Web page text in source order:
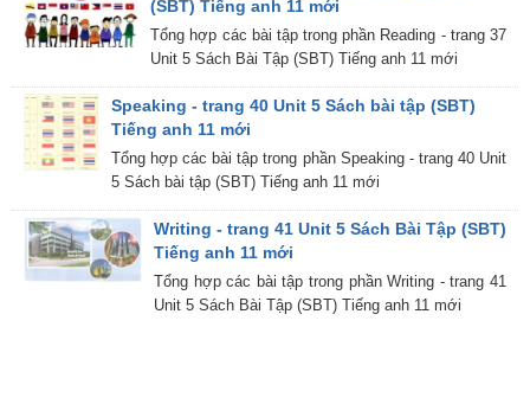
(SBT) Tiếng anh 11 mới
Tổng hợp các bài tập trong phần Reading - trang 37
Unit 5 Sách Bài Tập (SBT) Tiếng anh 11 mới
Speaking - trang 40 Unit 5 Sách bài tập (SBT)
Tiếng anh 11 mới
Tổng hợp các bài tập trong phần Speaking - trang 40 Unit
5 Sách bài tập (SBT) Tiếng anh 11 mới
Writing - trang 41 Unit 5 Sách Bài Tập (SBT)
Tiếng anh 11 mới
Tổng hợp các bài tập trong phần Writing - trang 41
Unit 5 Sách Bài Tập (SBT) Tiếng anh 11 mới